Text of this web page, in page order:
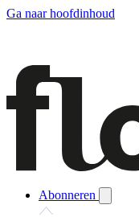
Ga naar hoofdinhoud
Abonneren